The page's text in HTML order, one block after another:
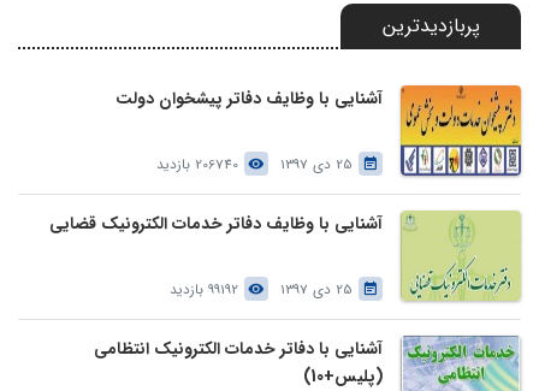
پربازدیدترین
آشنایی با وظایف دفاتر پیشخوان دولت
25 دی 1397 206740 بازدید
آشنایی با وظایف دفاتر خدمات الکترونیک قضایی
25 دی 1397 99192 بازدید
آشنایی با دفاتر خدمات الکترونیک انتظامی
(پلیس+10)